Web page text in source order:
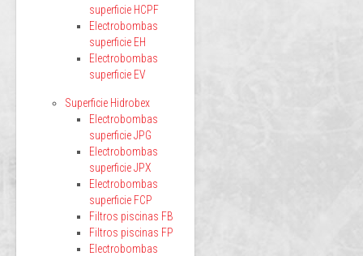
superficie HCPF
Electrobombas
superficie EH
Electrobombas
superficie EV
Superficie Hidrobex
Electrobombas
superficie JPG
Electrobombas
superficie JPX
Electrobombas
superficie FCP
Filtros piscinas FB
Filtros piscinas FP
Electrobombas